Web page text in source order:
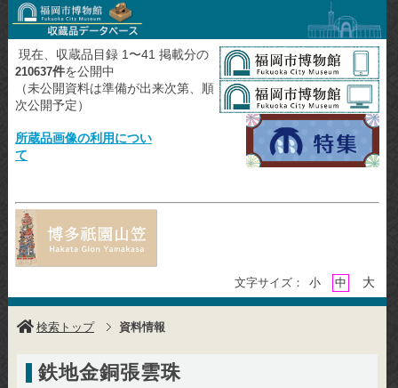
現在、収蔵品目録 1〜41 掲載分の
210637件を公開中
（未公開資料は準備が出来次第、順
次公開予定）
所蔵品画像の利用につい
て
文字サイズ： 小 中 大
検索トップ 資料情報
鉄地金銅張雲珠